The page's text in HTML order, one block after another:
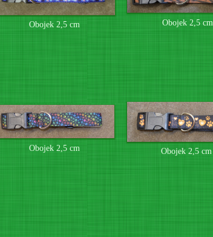
Obojek 2,5 cm Obojek 2,5 cm
Obojek 2,5 cm Obojek 2,5 cm